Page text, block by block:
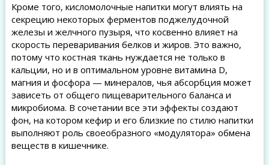
Кроме того, кисломолочные напитки могут влиять на
секрецию некоторых ферментов поджелудочной
железы и желчного пузыря, что косвенно влияет на
скорость переваривания белков и жиров. Это важно,
потому что костная ткань нуждается не только в
кальции, но и в оптимальном уровне витамина D,
магния и фосфора — минералов, чья абсорбция может
зависеть от общего пищеварительного баланса и
микробиома. В сочетании все эти эффекты создают
фон, на котором кефир и его близкие по стилю напитки
выполняют роль своеобразного «модулятора» обмена
веществ в кишечнике.